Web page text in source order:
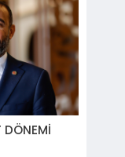
DÖNEMİ